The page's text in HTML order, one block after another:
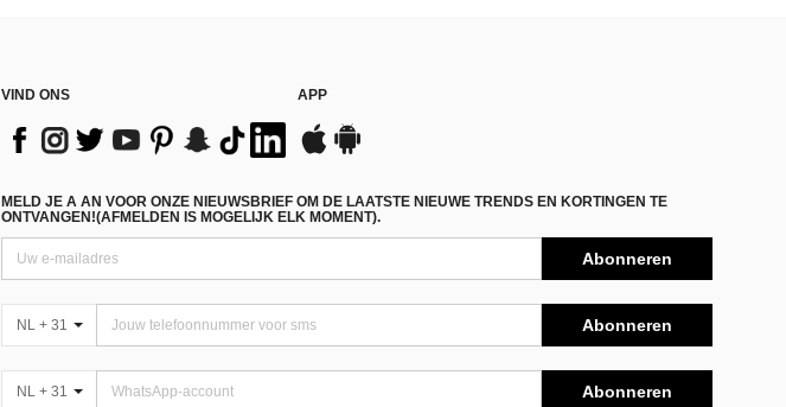
VIND ONS APP
MELD JE A AN VOOR ONZE NIEUWSBRIEF OM DE LAATSTE NIEUWE TRENDS EN KORTINGEN TE
ONTVANGEN!(AFMELDEN IS MOGELIJK ELK MOMENT).
Abonneren
NL + 31 Abonneren
NL + 31 Abonneren